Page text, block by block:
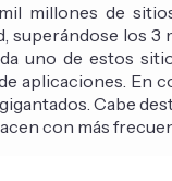
millones de
superándose los 3
uno de estos
aplicaciones. En
Cabe
con más